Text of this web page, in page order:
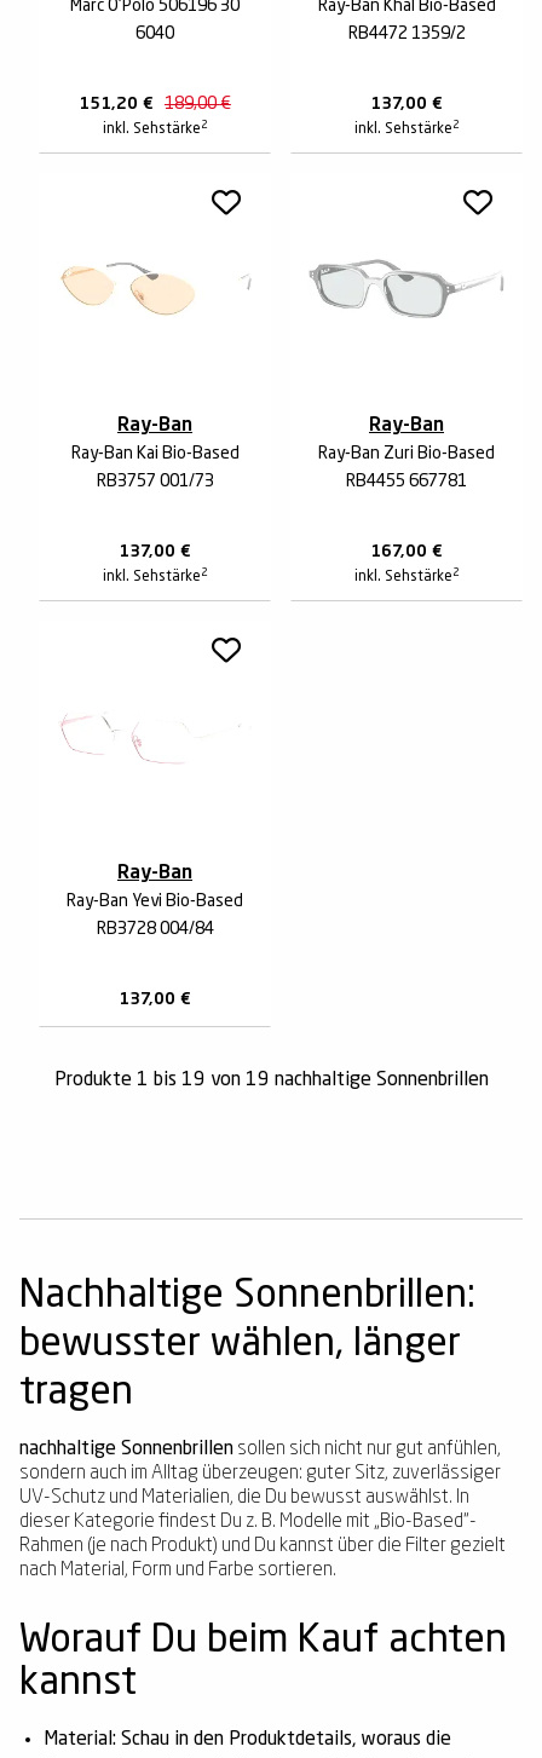
Marc O'Polo 506196 30
6040
151,20€ 189,00€
inkl. Sehstärke 2
Ray-Ban Khal Bio-Based
RB4472 1359/2
137,00 €
inkl. Sehstärke 2
Ray-Ban
Ray-Ban Kai Bio-Based
RB3757 001/73
137,00 €
inkl. Sehstärke 2
Ray-Ban
Ray-Ban Zuri Bio-Based
RB4455 667781
167,00 €
inkl. Sehstärke 2
Ray-Ban
Ray-Ban Yevi Bio-Based
RB3728 004/84
137,00 €
Produkte 1 bis 19 von 19 nachhaltige Sonnenbrillen
Nachhaltige Sonnenbrillen:
bewusster wählen, länger
tragen
nachhaltige Sonnenbrillen sollen sich nicht nur gut anfühlen,
sondern auch im Alltag überzeugen: guter Sitz, zuverlässiger
UV-Schutz und Materialien, die Du bewusst auswählst. In
dieser Kategorie findest Du z. B. Modelle mit „Bio-Based“-
Rahmen (je nach Produkt) und Du kannst über die Filter gezielt
nach Material, Form und Farbe sortieren.
Worauf Du beim Kauf achten
kannst
Material: Schau in den Produktdetails, woraus die